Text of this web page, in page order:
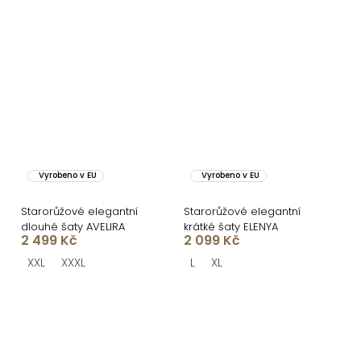
Vyrobeno v EU
Starorůžové elegantní
dlouhé šaty AVELIRA
2 499 Kč
XXL XXXL
Vyrobeno v EU
Starorůžové elegantní
krátké šaty ELENYA
2 099 Kč
L XL